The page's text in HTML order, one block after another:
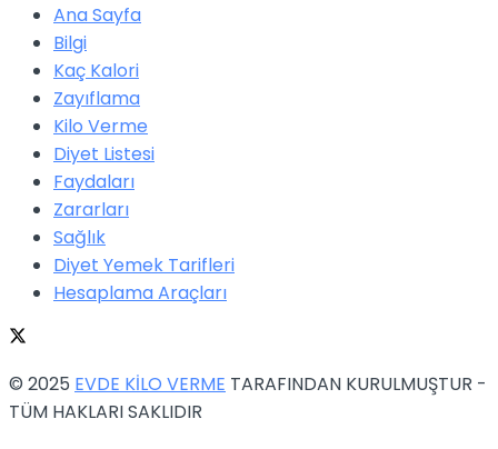
Ana Sayfa
Bilgi
Kaç Kalori
Zayıflama
Kilo Verme
Diyet Listesi
Faydaları
Zararları
Sağlık
Diyet Yemek Tarifleri
Hesaplama Araçları
© 2025 EVDE KİLO VERME TARAFINDAN KURULMUŞTUR -
TÜM HAKLARI SAKLIDIR